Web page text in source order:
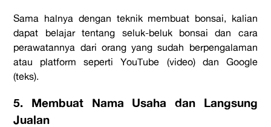
Sama halnya dengan teknik membuat bonsai, kalian
dapat belajar tentang seluk-beluk bonsai dan cara
perawatannya dari orang yang sudah berpengalaman
atau platform seperti YouTube (video) dan Google
(teks).
5. Membuat Nama Usaha dan Langsung
Jualan